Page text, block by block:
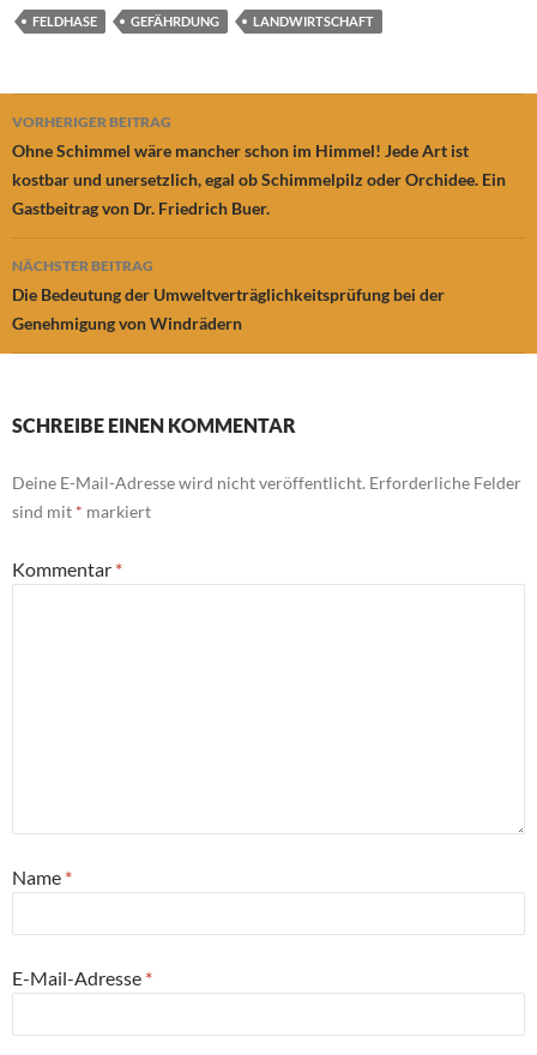
FELDHASE GEFÄHRDUNG LANDWIRTSCHAFT
Beitragsnavigation
VORHERIGER BEITRAG
Ohne Schimmel wäre mancher schon im Himmel! Jede Art ist
kostbar und unersetzlich, egal ob Schimmelpilz oder Orchidee. Ein
Gastbeitrag von Dr. Friedrich Buer.
NÄCHSTER BEITRAG
Die Bedeutung der Umweltverträglichkeitsprüfung bei der
Genehmigung von Windrädern
SCHREIBE EINEN KOMMENTAR
Deine E-Mail-Adresse wird nicht veröffentlicht. Erforderliche Felder
sind mit * markiert
Kommentar *
Name *
E-Mail-Adresse *